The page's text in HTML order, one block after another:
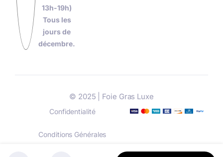
13h-19h)
Tous les
jours de
décembre.
© 2025 | Foie Gras Luxe
Confidentialité
Conditions Générales